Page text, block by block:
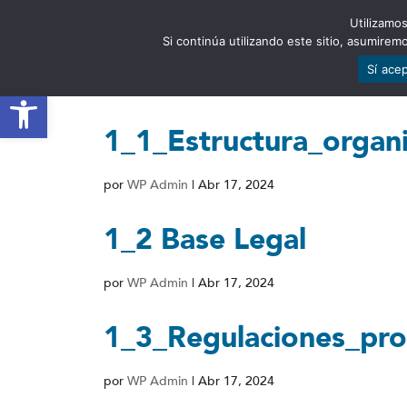
Abrir barra de herramientas
por WP Admin | Abr 17, 2024
1_2 Base Legal
por WP Admin | Abr 17, 2024
por WP Admin | Abr 17, 2024
Si continúa utilizando este sitio,
Sí